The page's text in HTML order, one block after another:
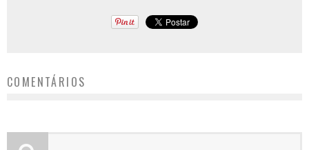
COMENTÁRIOS